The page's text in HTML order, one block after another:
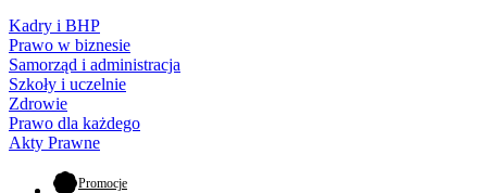
Kadry i BHP
Prawo w biznesie
Samorząd i administracja
Szkoły i uczelnie
Zdrowie
Prawo dla każdego
Akty Prawne
Promocje- otwiera się w nowej karcie